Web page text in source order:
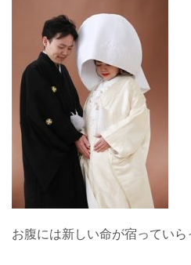
お腹には新しい命が宿っていら